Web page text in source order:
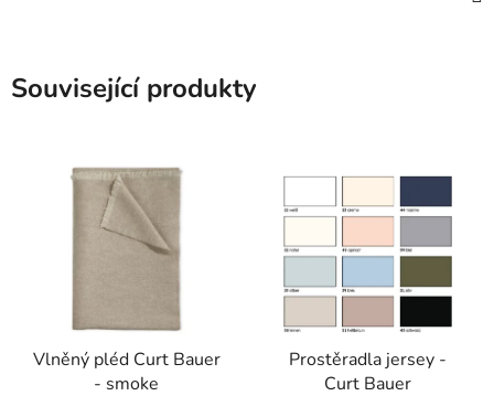
Související produkty
Vlněný pléd Curt Bauer
- smoke
Prostěradla jersey -
Curt Bauer